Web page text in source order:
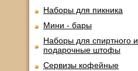
Наборы для пикника
Мини - бары
Наборы для спиртного и
подарочные штофы
Сервизы кофейные